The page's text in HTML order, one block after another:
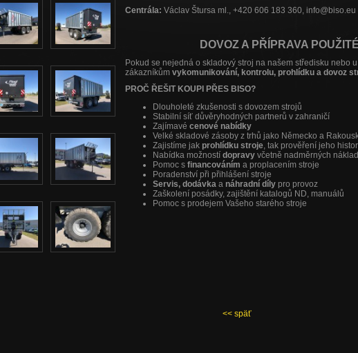
Centrála: Václav Štursa ml., +420 606 183 360, info@biso.eu
DOVOZ A PŘÍPRAVA
Pokud se nejedná o skladový stroj na našem středisku nebo
zákazníkům vykomunikování, kontrolu, prohlídku a dovoz
PROČ ŘEŠIT KOUPI PŘES BISO?
Dlouholeté zkušenosti s dovozem strojů
Stabilní síť důvěryhodných partnerů v zahraničí
Zajímavé cenové nabídky
Velké skladové zásoby z trhů jako Německo a
Zajistíme jak prohlídku stroje, tak prověření jeho
Nabídka možností dopravy včetně nadměrných
Pomoc s financováním a proplacením stroje
Poradenství při přihlášení stroje
Servis, dodávka a náhradní díly pro provoz
Zaškolení posádky, zajištění katalogů ND, manuálů
Pomoc s prodejem Vašeho starého stroje
<< späť